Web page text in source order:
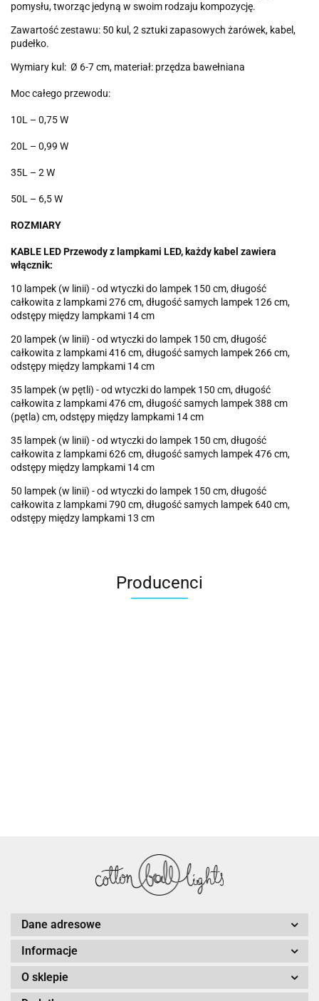
pomysłu, tworząc jedyną w swoim rodzaju kompozycję.
Zawartość zestawu: 50 kul, 2 sztuki zapasowych żarówek, kabel,
pudełko.
Wymiary kul: Ø 6-7 cm, materiał: przędza bawełniana
Moc całego przewodu:
10L – 0,75 W
20L – 0,99 W
35L – 2 W
50L – 6,5 W
ROZMIARY
KABLE LED Przewody z lampkami LED, każdy kabel zawiera
włącznik:
10 lampek (w linii) - od wtyczki do lampek 150 cm, długość
całkowita z lampkami 276 cm, długość samych lampek 126 cm,
odstępy między lampkami 14 cm
20 lampek (w linii) - od wtyczki do lampek 150 cm, długość
całkowita z lampkami 416 cm, długość samych lampek 266 cm,
odstępy między lampkami 14 cm
35 lampek (w pętli) - od wtyczki do lampek 150 cm, długość
całkowita z lampkami 476 cm, długość samych lampek 388 cm
(pętla) cm, odstępy między lampkami 14 cm
35 lampek (w linii) - od wtyczki do lampek 150 cm, długość
całkowita z lampkami 626 cm, długość samych lampek 476 cm,
odstępy między lampkami 14 cm
50 lampek (w linii) - od wtyczki do lampek 150 cm, długość
całkowita z lampkami 790 cm, długość samych lampek 640 cm,
odstępy między lampkami 13 cm
Producenci
Dane adresowe
Informacje
O sklepie